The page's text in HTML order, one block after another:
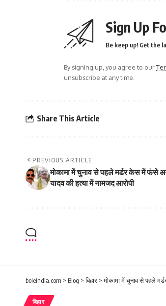
Sign Up
Be keep up! Get the
By signing up, you agree to our
unsubscribe at any time.
Share This Article
PREVIOUS ARTICLE
मोकामा में चुनाव से पहले मर्डर केस में फंसे
यादव की हत्या में नामजद आरोपी
boleindia.com > Blog >बिहार >मोकामा में चुनाव से पहले
बिहार